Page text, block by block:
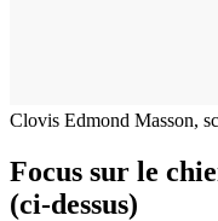
Clovis Edmond Masson,
Focus sur le
(ci-dessus)